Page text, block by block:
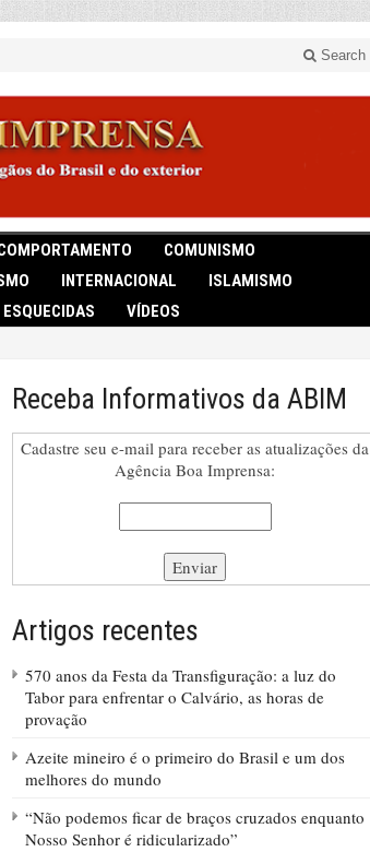
Search
COMUNISMO
INTERNACIONAL
ISLAMISMO
VÍDEOS
Receba Informativos da ABIM
Cadastre seu e-mail para receber as atualizações da
Agência Boa Imprensa:
Artigos recentes
570 anos da Festa da Transfiguração: a luz do
Tabor para enfrentar o Calvário, as horas de
provação
Azeite mineiro é o primeiro do Brasil e um dos
melhores do mundo
“Não podemos ficar de braços cruzados enquanto
Nosso Senhor é ridicularizado”